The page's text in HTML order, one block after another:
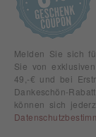
Melden Sie sich
Sie von
49,-€ und bei
Dankeschön-
können sich